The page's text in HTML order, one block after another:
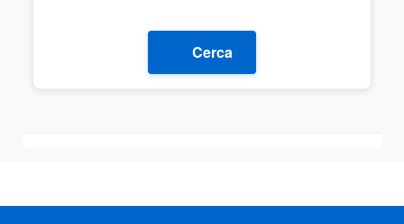
Cerca